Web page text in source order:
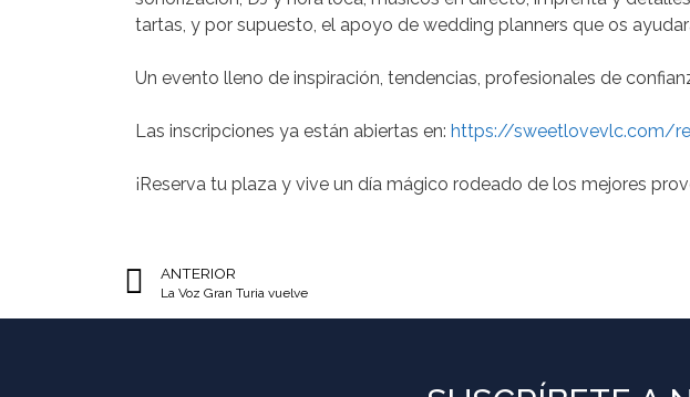
tartas, y por supuesto, el apoyo de wedding planners que os
Un evento lleno de inspiración, tendencias, profesionales de
Las inscripciones ya están abiertas en: https://sweetlovevlc.com/
¡Reserva tu plaza y vive un día mágico rodeado de los mejores
ANTERIOR
La Voz Gran Turia vuelve